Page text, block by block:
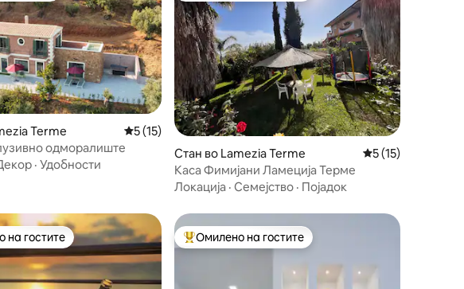
115 рецензии
Terme Просечна оцена: 5 од 5, 15 рецензии
5 (15)
одморалиште
· Удобности
Стан во Lamezia Terme Просечна оцена:
5 (15)
Каса Фимијани Ламеција Терме
Локација · Семејство · Појадок
„Омилени на гостите“
на гостите Меѓу најуспешните „Омилени на гостите“
Омилено на гостите